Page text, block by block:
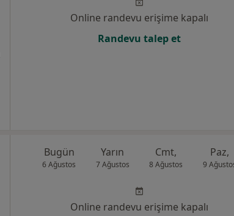
Online randevu erişime kapalı
Randevu talep et
Bugün
6 Ağustos
Yarın
7 Ağustos
Cmt,
8 Ağustos
Paz,
9
Online randevu erişime kapalı